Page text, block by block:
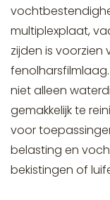
multiplexplaat,
zijden is
niet alleen
gemakkelijk te
voor
belasting en
bekistingen of